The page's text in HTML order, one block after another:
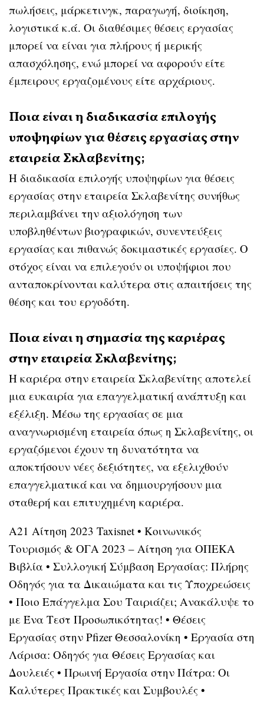
πωλήσεις, μάρκετινγκ, παραγωγή, διοίκηση,
λογιστικά κ.ά. Οι διαθέσιμες θέσεις εργασίας
μπορεί να είναι για πλήρους ή μερικής
απασχόλησης, ενώ μπορεί να αφορούν είτε
έμπειρους εργαζομένους είτε αρχάριους.
Ποια είναι η διαδικασία επιλογής
υποψηφίων για θέσεις εργασίας στην
εταιρεία Σκλαβενίτης;
Η διαδικασία επιλογής υποψηφίων για θέσεις
εργασίας στην εταιρεία Σκλαβενίτης συνήθως
περιλαμβάνει την αξιολόγηση των
υποβληθέντων βιογραφικών, συνεντεύξεις
εργασίας και πιθανώς δοκιμαστικές εργασίες. Ο
στόχος είναι να επιλεγούν οι υποψήφιοι που
ανταποκρίνονται καλύτερα στις απαιτήσεις της
θέσης και του εργοδότη.
Ποια είναι η σημασία της καριέρας
στην εταιρεία Σκλαβενίτης;
Η καριέρα στην εταιρεία Σκλαβενίτης αποτελεί
μια ευκαιρία για επαγγελματική ανάπτυξη και
εξέλιξη. Μέσω της εργασίας σε μια
αναγνωρισμένη εταιρεία όπως η Σκλαβενίτης, οι
εργαζόμενοι έχουν τη δυνατότητα να
αποκτήσουν νέες δεξιότητες, να εξελιχθούν
επαγγελματικά και να δημιουργήσουν μια
σταθερή και επιτυχημένη καριέρα.
Α21 Αίτηση 2023 Taxisnet • Κοινωνικός
Τουρισμός & ΟΓΑ 2023 – Αίτηση για ΟΠΕΚΑ
Βιβλία • Συλλογική Σύμβαση Εργασίας: Πλήρης
Οδηγός για τα Δικαιώματα και τις Υποχρεώσεις
• Ποιο Επάγγελμα Σου Ταιριάζει; Ανακάλυψε το
με Ένα Τεστ Προσωπικότητας! • Θέσεις
Εργασίας στην Pfizer Θεσσαλονίκη • Εργασία στη
Λάρισα: Οδηγός για Θέσεις Εργασίας και
Δουλειές • Πρωινή Εργασία στην Πάτρα: Οι
Καλύτερες Πρακτικές και Συμβουλές •